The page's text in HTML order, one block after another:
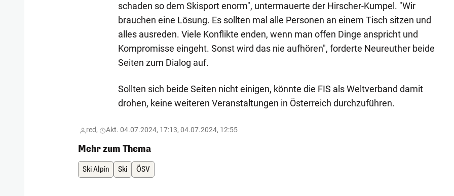
schaden so dem Skisport enorm", untermauerte der Hirscher-Kumpel. "Wir
brauchen eine Lösung. Es sollten mal alle Personen an einem Tisch sitzen und
alles ausreden. Viele Konflikte enden, wenn man offen Dinge anspricht und
Kompromisse eingeht. Sonst wird das nie aufhören", forderte Neureuther beide
Seiten zum Dialog auf.
Sollten sich beide Seiten nicht einigen, könnte die FIS als Weltverband damit
drohen, keine weiteren Veranstaltungen in Österreich durchzuführen.
red, Akt. 04.07.2024, 17:13, 04.07.2024, 12:55
Mehr zum Thema
Ski Alpin Ski ÖSV